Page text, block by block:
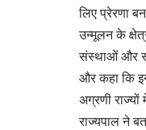
लिए प्रेरणा
उन्मूलन के
संस्थाओं और
और कहा कि
अग्रणी राज्यों
राज्यपाल ने